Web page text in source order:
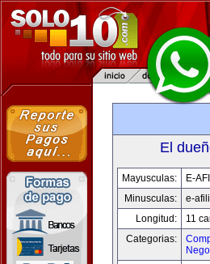
El
Mayusculas:
E-
Minusculas:
e-
Longitud:
11
Categorias: